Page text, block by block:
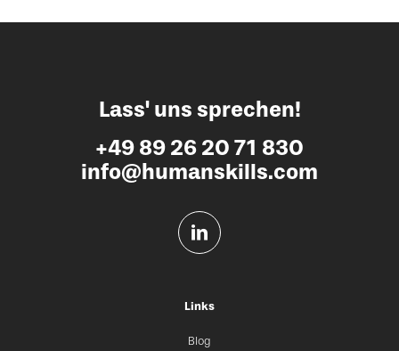
Lass' uns sprechen!
+49 89 26 20 71 830
info@humanskills.com
Links
Blog